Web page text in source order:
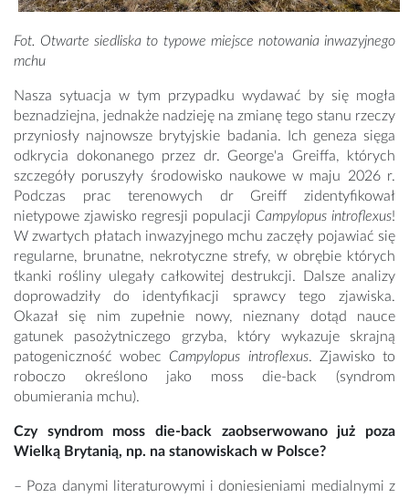
Fot. Otwarte siedliska to typowe miejsce notowania inwazyjnego
mchu
Nasza sytuacja w tym przypadku wydawać by się mogła
beznadziejna, jednakże nadzieję na zmianę tego stanu rzeczy
przyniosły najnowsze brytyjskie badania. Ich geneza sięga
odkrycia dokonanego przez dr. George'a Greiffa, których
szczegóły poruszyły środowisko naukowe w maju 2026 r.
Podczas prac terenowych dr Greiff zidentyfikował
nietypowe zjawisko regresji populacji Campylopus introflexus!
W zwartych płatach inwazyjnego mchu zaczęły pojawiać się
regularne, brunatne, nekrotyczne strefy, w obrębie których
tkanki rośliny ulegały całkowitej destrukcji. Dalsze analizy
doprowadziły do identyfikacji sprawcy tego zjawiska.
Okazał się nim zupełnie nowy, nieznany dotąd nauce
gatunek pasożytniczego grzyba, który wykazuje skrajną
patogeniczność wobec Campylopus introflexus. Zjawisko to
roboczo określono jako moss die-back (syndrom
obumierania mchu).
Czy syndrom moss die-back zaobserwowano już poza
Wielką Brytanią, np. na stanowiskach w Polsce?
– Poza danymi literaturowymi i doniesieniami medialnymi z